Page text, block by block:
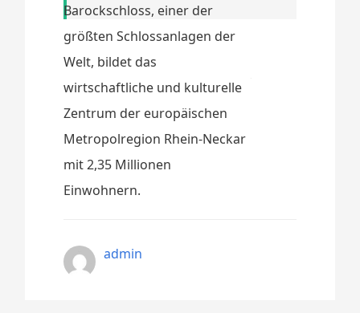
Barockschloss, einer der
größten Schlossanlagen der
Welt, bildet das
wirtschaftliche und kulturelle
Zentrum der europäischen
Metropolregion Rhein-Neckar
mit 2,35 Millionen
Einwohnern.
admin